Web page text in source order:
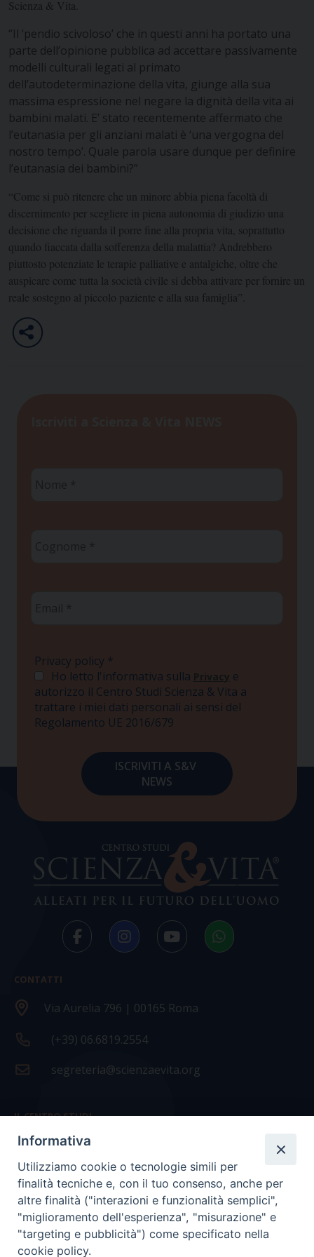
Scienza & Vita.
“Il ‘pendio scivoloso’ che in questi anni ha portato una
parte dell’opinione pubblica ad accettare passivamente
modelli culturali legati al primato
dell’autodeterminazione della vita, giunge alla sua
massima espressione nel negare la dignità della vita ai
bambini malati. E’ stato recentemente affermato che
l’eutanasia per gli anziani malati è ‘una vergogna del
nostro tempo’. Quale parola usare dunque per definire
l’eutanasia dei bambini?”
“Come si può ritenere che un minore abbia piena facoltà di
discernimento per scegliere in piena autonomia di giudizio una
decisione che riguarda il porre fine alla propria vita, soprattutto
quando fiaccata dalla sofferenza della malattia? Andrebbero
piuttosto potenziate le terapie palliative e antalgiche, oltre che
auspicare come tutta la società civile si debba attivare per fornire un
reale sostegno al piccolo paziente e alla sua famiglia”.
Privacy policy *
Ho letto l'informativa sulla Privacy e
autorizzo il Centro Studi Scienza & Vita a
trattare i miei dati personali ai sensi del
Regolamento UE 2016/679
CONTATTI
Via Aurelia 796 | 00165 Roma
(+39) 06.6819.2554
segreteria@scienzaevita.org
IL CENTRO STUDI
La nostra storia
Statuto
Presidenza e ufficio presidenza
Consiglio scientifico
Informativa
Utilizziamo cookie o tecnologie simili per
finalità tecniche e, con il tuo consenso, anche per
altre finalità ("interazioni e funzionalità semplici",
"miglioramento dell'esperienza", "misurazione" e
"targeting e pubblicità") come specificato nella
cookie policy.